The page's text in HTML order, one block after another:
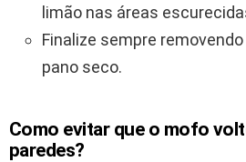
limão nas áreas
Finalize sempre
pano seco.
Como evitar que o mofo
paredes?